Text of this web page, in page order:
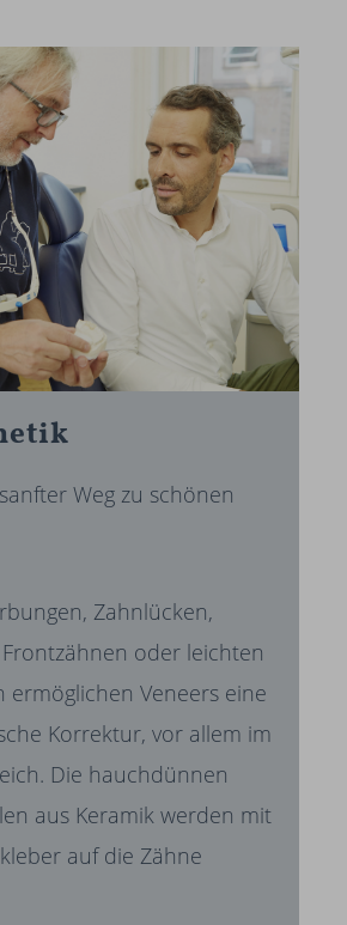
Weg zu schönen
Zahnlücken,
oder leichten
ermöglichen Veneers eine
Korrektur, vor allem im
Die hauchdünnen
aus Keramik werden mit
auf die Zähne